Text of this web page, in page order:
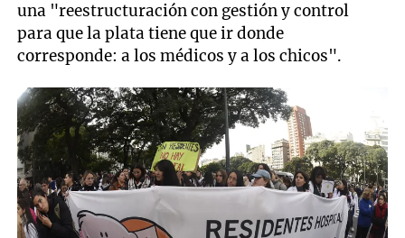
una "reestructuración con gestión y control
para que la plata tiene que ir donde
corresponde: a los médicos y a los chicos".